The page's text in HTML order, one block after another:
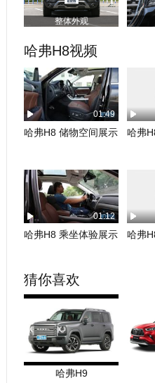
整体外观
哈弗H8视频
01:49
哈弗H8 储物空间展示 哈弗
01:12
哈弗H8 乘坐体验展示 哈弗
猜你喜欢
哈弗H9